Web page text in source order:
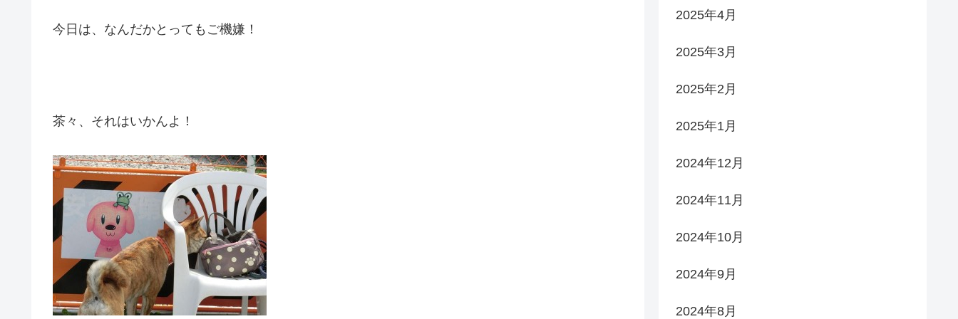
今日は、なんだかとってもご機嫌！
茶々、それはいかんよ！
2025年4月
2025年3月
2025年2月
2025年1月
2024年12月
2024年11月
2024年10月
2024年9月
2024年8月